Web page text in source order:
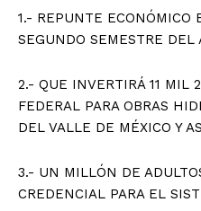
1.- REPUNTE ECONÓMICO
SEGUNDO SEMESTRE DEL
2.- QUE INVERTIRÁ 11 MIL
FEDERAL PARA OBRAS
DEL VALLE DE MÉXICO Y
3.- UN MILLÓN DE
CREDENCIAL PARA EL